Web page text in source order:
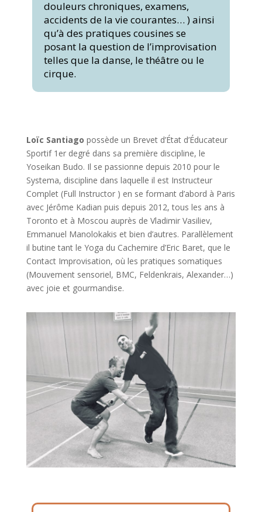
douleurs chroniques, examens,
accidents de la vie courantes… ) ainsi
qu’à des pratiques cousines se
posant la question de l’improvisation
telles que la danse, le théâtre ou le
cirque.
Loïc Santiago possède un Brevet d’État d’Éducateur
Sportif 1er degré dans sa première discipline, le
Yoseikan Budo. Il se passionne depuis 2010 pour le
Systema, discipline dans laquelle il est Instructeur
Complet (Full Instructor ) en se formant d’abord à Paris
avec Jérôme Kadian puis depuis 2012, tous les ans à
Toronto et à Moscou auprès de Vladimir Vasiliev,
Emmanuel Manolokakis et bien d’autres. Parallèlement
il butine tant le Yoga du Cachemire d’Eric Baret, que le
Contact Improvisation, où les pratiques somatiques
(Mouvement sensoriel, BMC, Feldenkrais, Alexander…)
avec joie et gourmandise.